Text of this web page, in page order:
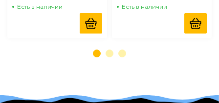
Есть в наличии Есть в наличии